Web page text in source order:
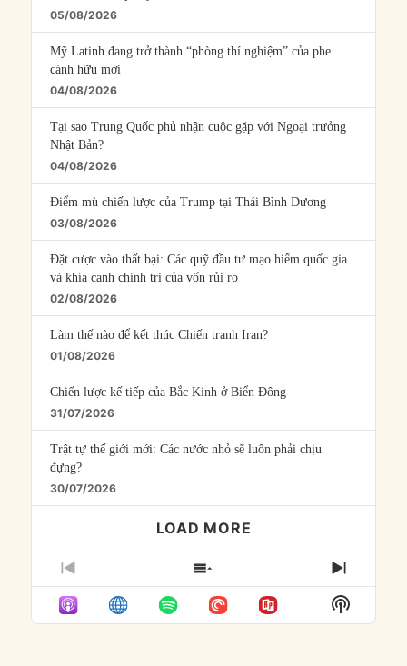
05/08/2026
Mỹ Latinh đang trở thành “phòng thí nghiệm” của phe
cánh hữu mới
04/08/2026
Tại sao Trung Quốc phủ nhận cuộc gặp với Ngoại trưởng
Nhật Bản?
04/08/2026
Điểm mù chiến lược của Trump tại Thái Bình Dương
03/08/2026
Đặt cược vào thất bại: Các quỹ đầu tư mạo hiểm quốc gia
và khía cạnh chính trị của vốn rủi ro
02/08/2026
Làm thế nào để kết thúc Chiến tranh Iran?
01/08/2026
Chiến lược kế tiếp của Bắc Kinh ở Biển Đông
31/07/2026
Trật tự thế giới mới: Các nước nhỏ sẽ luôn phải chịu
đựng?
30/07/2026
LOAD MORE
PREVIOUS
EPISODE
SHOW
EPISODES
LIST
NEXT
Show
Podcast